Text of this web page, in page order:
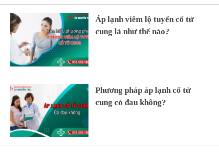
Áp lạnh viêm lộ tuyến cổ tử
cung là như thế nào?
Phương pháp áp lạnh cổ tử
cung có đau không?